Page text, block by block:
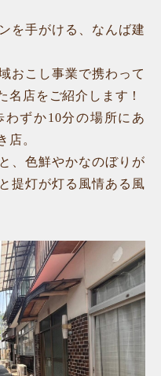
を手がける、なんば建
おこし事業で携わって
名店をご紹介します！
ずか10分の場所にあ
店。
、色鮮やかなのぼりが
提灯が灯る風情ある風